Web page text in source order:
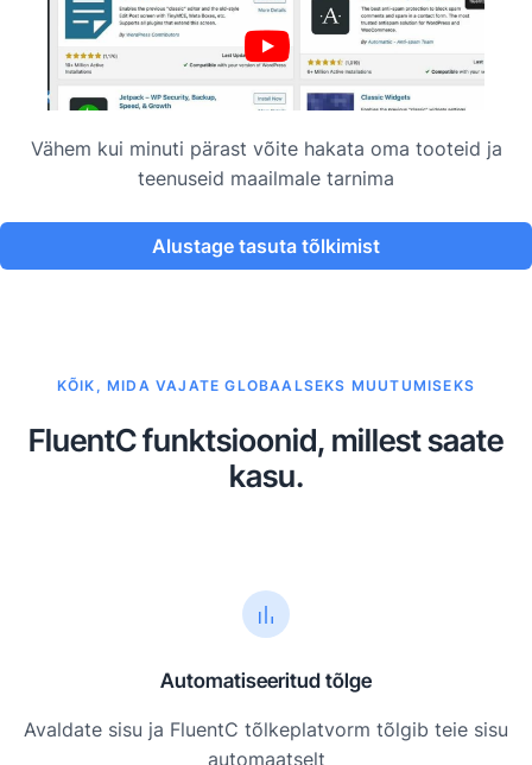
Vähem kui minuti pärast võite hakata oma tooteid ja
teenuseid maailmale tarnima
Alustage tasuta tõlkimist
KÕIK, MIDA VAJATE GLOBAALSEKS MUUTUMISEKS
FluentC funktsioonid, millest saate
kasu.
Automatiseeritud tõlge
Avaldate sisu ja FluentC tõlkeplatvorm tõlgib teie sisu
automaatselt